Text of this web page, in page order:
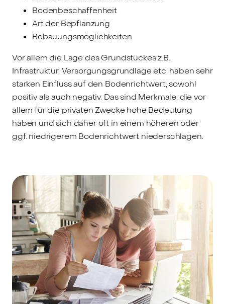
Bodenbeschaffenheit
Art der Bepflanzung
Bebauungsmöglichkeiten
Vor allem die Lage des Grundstückes z.B.
Infrastruktur, Versorgungsgrundlage etc. haben sehr
starken Einfluss auf den Bodenrichtwert, sowohl
positiv als auch negativ. Das sind Merkmale, die vor
allem für die privaten Zwecke hohe Bedeutung
haben und sich daher oft in einem höheren oder
ggf. niedrigerem Bodenrichtwert niederschlagen.